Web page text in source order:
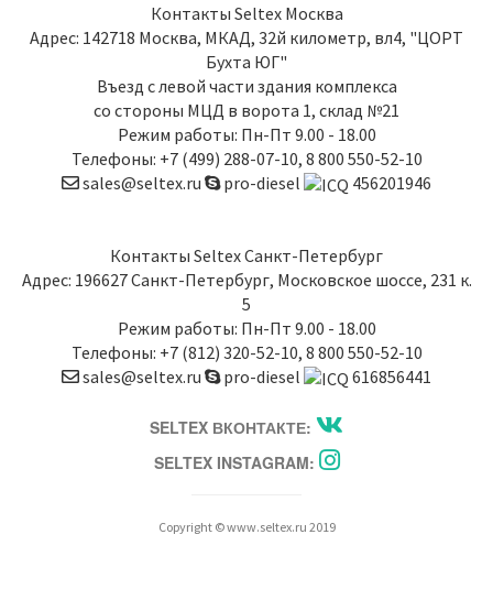
Контакты Seltex Москва
Адрес: 142718 Москва, МКАД, 32й километр, вл4, "ЦОРТ
Бухта ЮГ"
Въезд с левой части здания комплекса
со стороны МЦД в ворота 1, склад №21
Режим работы: Пн-Пт 9.00 - 18.00
Телефоны: +7 (499) 288-07-10, 8 800 550-52-10
sales@seltex.ru
pro-diesel 456201946
Контакты Seltex Санкт-Петербург
Адрес: 196627Санкт-Петербург, Московское шоссе, 231 к.
5
Режим работы: Пн-Пт 9.00 - 18.00
Телефоны: +7 (812) 320-52-10, 8 800 550-52-10
sales@seltex.ru
pro-diesel 616856441
SELTEX ВКОНТАКТЕ:
SELTEX INSTAGRAM:
Copyright © www.seltex.ru 2019